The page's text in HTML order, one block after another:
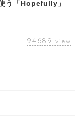
う「Hopefully」
94689 view